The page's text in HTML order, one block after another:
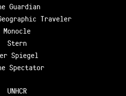
Guardian
Traveler
Monocle
Stern
Spiegel
Spectator
UNHCR